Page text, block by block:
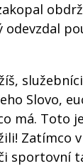
Slovo,
má. Toto
Zatímco v
sportovní